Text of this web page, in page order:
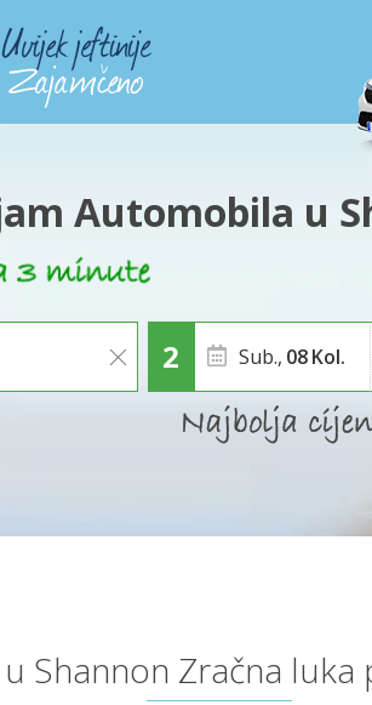
Automobila u
Sub., 08Kol.
Shannon Zračna luka